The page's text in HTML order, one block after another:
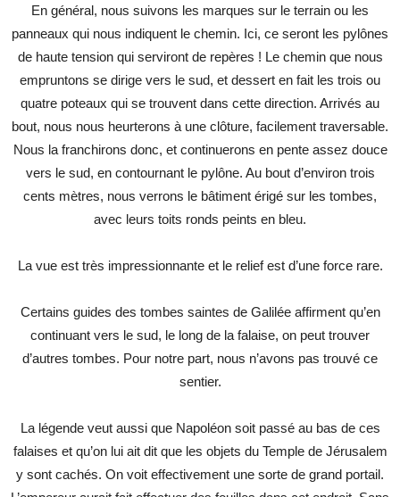
En général, nous suivons les marques sur le terrain ou les
panneaux qui nous indiquent le chemin. Ici, ce seront les pylônes
de haute tension qui serviront de repères ! Le chemin que nous
empruntons se dirige vers le sud, et dessert en fait les trois ou
quatre poteaux qui se trouvent dans cette direction. Arrivés au
bout, nous nous heurterons à une clôture, facilement traversable.
Nous la franchirons donc, et continuerons en pente assez douce
vers le sud, en contournant le pylône. Au bout d’environ trois
cents mètres, nous verrons le bâtiment érigé sur les tombes,
avec leurs toits ronds peints en bleu.
La vue est très impressionnante et le relief est d’une force rare.
Certains guides des tombes saintes de Galilée affirment qu’en
continuant vers le sud, le long de la falaise, on peut trouver
d’autres tombes. Pour notre part, nous n’avons pas trouvé ce
sentier.
La légende veut aussi que Napoléon soit passé au bas de ces
falaises et qu’on lui ait dit que les objets du Temple de Jérusalem
y sont cachés. On voit effectivement une sorte de grand portail.